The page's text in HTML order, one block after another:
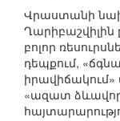
Վրաստանի
Ղարիբաշվիլին
բոլոր
դեպքում,
«ազատ